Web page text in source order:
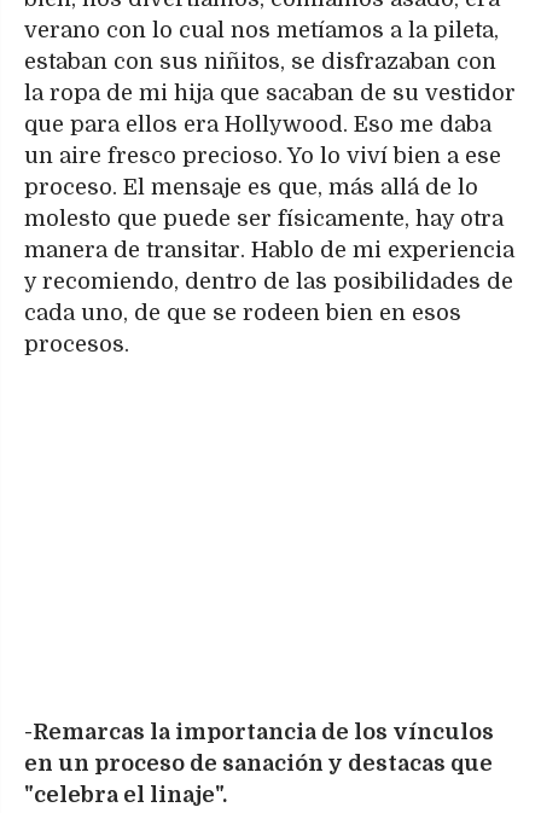
verano con lo cual nos metíamos a la pileta,
estaban con sus niñitos, se disfrazaban con
la ropa de mi hija que sacaban de su vestidor
que para ellos era Hollywood. Eso me daba
un aire fresco precioso. Yo lo viví bien a ese
proceso. El mensaje es que, más allá de lo
molesto que puede ser físicamente, hay otra
manera de transitar. Hablo de mi experiencia
y recomiendo, dentro de las posibilidades de
cada uno, de que se rodeen bien en esos
procesos.
-Remarcas la importancia de los vínculos
en un proceso de sanación y destacas que
"celebra el linaje".